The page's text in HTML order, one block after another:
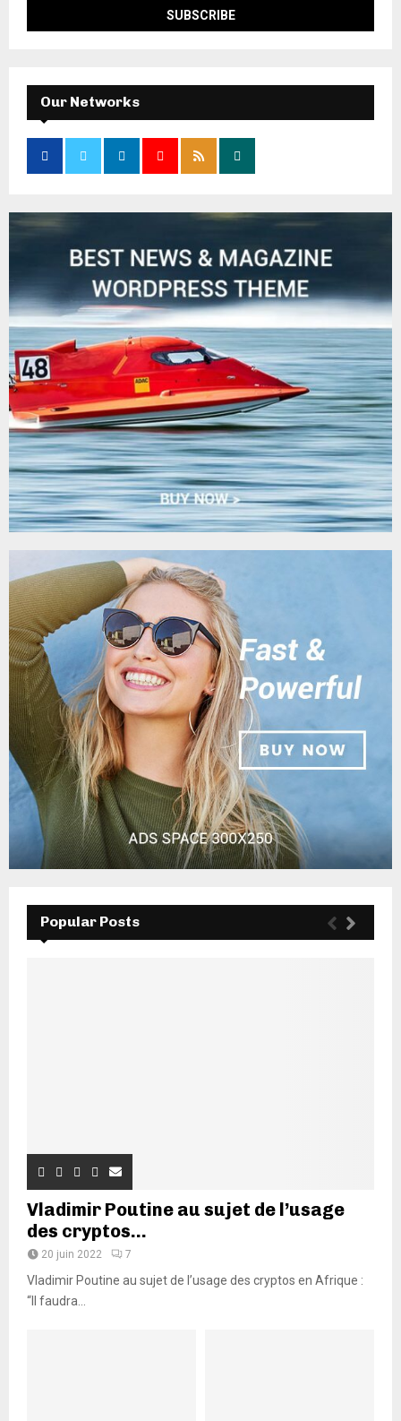
Our Networks
Popular Posts
Vladimir Poutine au sujet de l’usage
des cryptos...
20 juin 2022 7
Vladimir Poutine au sujet de l’usage des cryptos en Afrique :
“Il faudra...